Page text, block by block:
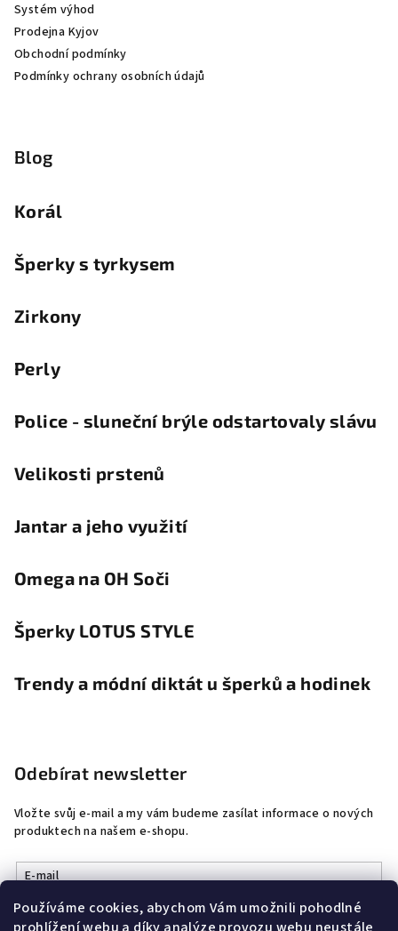
Používáme cookies, abychom Vám umožnili pohodlné
Systém výhod
Prodejna Kyjov
Obchodní podmínky
Podmínky ochrany osobních údajů
Blog
Korál
Šperky s tyrkysem
Zirkony
Perly
Police - sluneční brýle odstartovaly slávu
Velikosti prstenů
Jantar a jeho využití
Omega na OH Soči
Šperky LOTUS STYLE
Trendy a módní diktát u šperků a hodinek
Odebírat newsletter
Vložte svůj e-mail a my vám budeme zasílat informace o nových
produktech na našem e-shopu.
E-mail
Vložením e-mailu souhlasíte spodmínkami ochrany osobních